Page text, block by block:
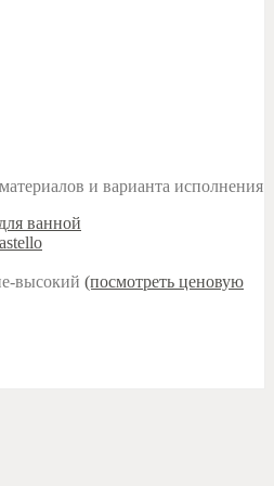
и варианта исполнения
ванной
высокий (посмотреть ценовую